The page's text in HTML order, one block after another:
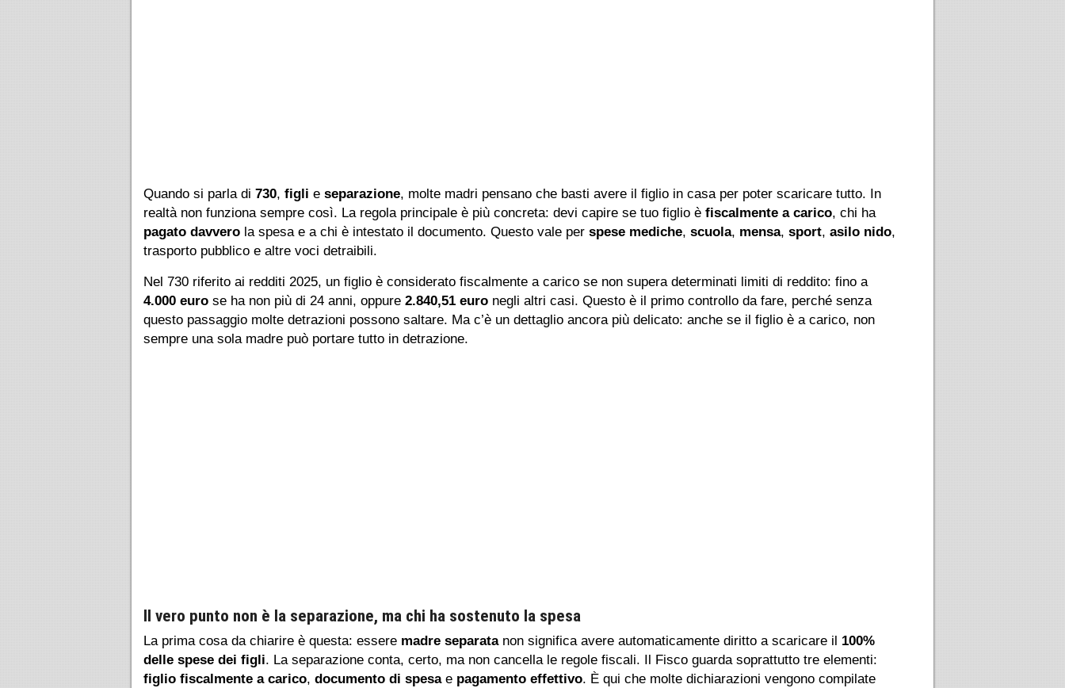
Quando si parla di 730, figli e separazione, molte madri pensano che basti avere il figlio in casa per poter scaricare tutto. In
realtà non funziona sempre così. La regola principale è più concreta: devi capire se tuo figlio è fiscalmente a carico, chi ha
pagato davvero la spesa e a chi è intestato il documento. Questo vale per spese mediche, scuola, mensa, sport, asilo nido,
trasporto pubblico e altre voci detraibili.
Nel 730 riferito ai redditi 2025, un figlio è considerato fiscalmente a carico se non supera determinati limiti di reddito: fino a
4.000 euro se ha non più di 24 anni, oppure 2.840,51 euro negli altri casi. Questo è il primo controllo da fare, perché senza
questo passaggio molte detrazioni possono saltare. Ma c’è un dettaglio ancora più delicato: anche se il figlio è a carico, non
sempre una sola madre può portare tutto in detrazione.
Il vero punto non è la separazione, ma chi ha sostenuto la spesa
La prima cosa da chiarire è questa: essere madre separatanon significa avere automaticamente diritto a scaricare il 100%
delle spese dei figli. La separazione conta, certo, ma non cancella le regole fiscali. Il Fisco guarda soprattutto tre elementi:
figlio fiscalmente a carico, documento di spesae pagamento effettivo. È qui che molte dichiarazioni vengono compilate